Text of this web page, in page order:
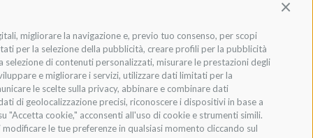
migliorare la navigazione e, previo tuo consenso, per scopi
per la selezione della pubblicità, creare profili per la pubblicità
di contenuti personalizzati, misurare le prestazioni degli
e migliorare i servizi, utilizzare dati limitati per la
le scelte sulla privacy, abbinare e combinare dati
di geolocalizzazione precisi, riconoscere i dispositivi in base a
"Accetta cookie," acconsenti all'uso di cookie e strumenti simili.
le tue preferenze in qualsiasi momento cliccando sul
INVIA